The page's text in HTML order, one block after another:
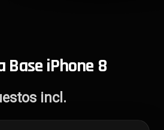
Base iPhone 8
incl.